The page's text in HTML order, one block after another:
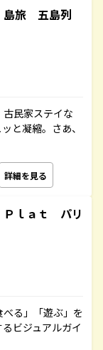
旅 五島列
民家ステイな
と凝縮。さあ、
詳細を見る
ｌａｔ パリ
る」「遊ぶ」を
ビジュアルガイ